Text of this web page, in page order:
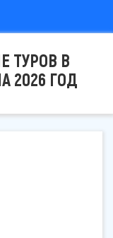
ТУРОВ В
2026 ГОД